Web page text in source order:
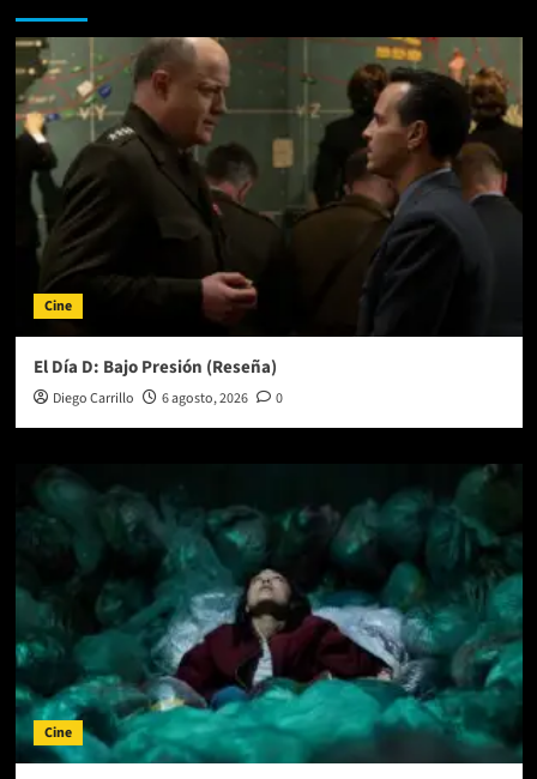
Cine
El Día D: Bajo Presión (Reseña)
Diego Carrillo 6 agosto, 2026 0
Cine